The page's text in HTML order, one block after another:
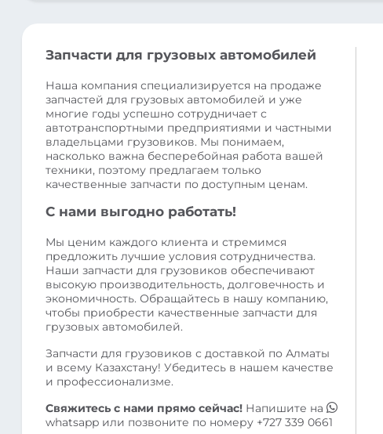
Запчасти для грузовых автомобилей
Наша компания специализируется на продаже
запчастей для грузовых автомобилей и уже
многие годы успешно сотрудничает с
автотранспортными предприятиями и частными
владельцами грузовиков. Мы понимаем,
насколько важна бесперебойная работа вашей
техники, поэтому предлагаем только
качественные запчасти по доступным ценам.
С нами выгодно работать!
Мы ценим каждого клиента и стремимся
предложить лучшие условия сотрудничества.
Наши запчасти для грузовиков обеспечивают
высокую производительность, долговечность и
экономичность. Обращайтесь в нашу компанию,
чтобы приобрести качественные запчасти для
грузовых автомобилей.
Запчасти для грузовиков с доставкой по Алматы
и всему Казахстану! Убедитесь в нашем качестве
и профессионализме.
Свяжитесь с нами прямо сейчас! Напишите на
whatsapp или позвоните по номеру +727 339 0661